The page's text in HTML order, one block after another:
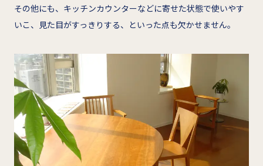
その他にも、キッチンカウンターなどに寄せた状態で使いやす
いこ、見た目がすっきりする、といった点も欠かせません。